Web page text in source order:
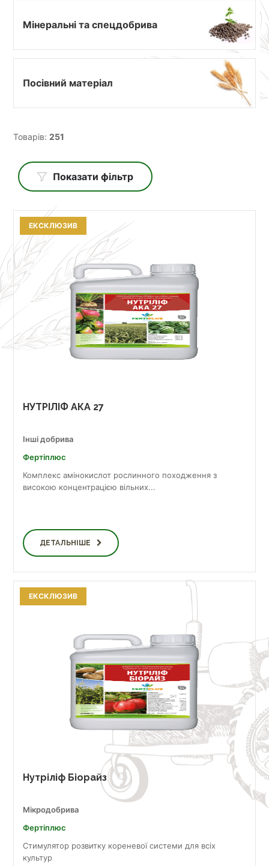
Мінеральні та спецдобрива
Посівний матеріал
Товарів: 251
Показати фільтр
НУТРІЛІФ АКА 27
Інші добрива
Фертіплюс
Комплекс амінокислот рослинного походження з
високою концентрацією вільних...
ДЕТАЛЬНІШЕ
ЕКСКЛЮЗИВ
Нутріліф Біорайз
Мікродобрива
Фертіплюс
Стимулятор розвитку кореневої системи для всіх
культур
ЕКСКЛЮЗИВ